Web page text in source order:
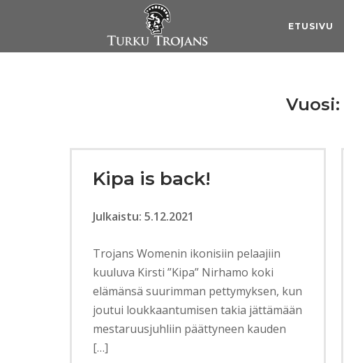
ETUSIVU
Vuosi:
Kipa is back!
Julkaistu: 5.12.2021
Trojans Womenin ikonisiin pelaajiin
kuuluva Kirsti ”Kipa” Nirhamo koki
elämänsä suurimman pettymyksen, kun
joutui loukkaantumisen takia jättämään
mestaruusjuhliin päättyneen kauden
[…]